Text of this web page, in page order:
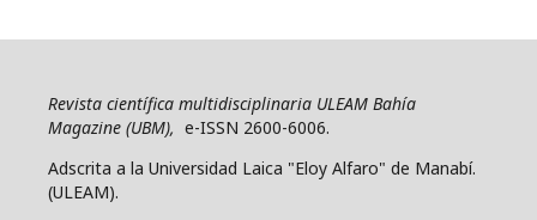
Revista científica multidisciplinaria ULEAM Bahía
Magazine (UBM), e-ISSN 2600-6006.
Adscrita a la Universidad Laica "Eloy Alfaro" de Manabí.
(ULEAM).